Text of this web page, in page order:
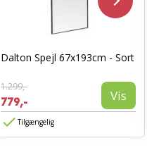
Dalton Spejl 67x193cm - Sort
1.299,-
779,- Vis
Tilgængelig